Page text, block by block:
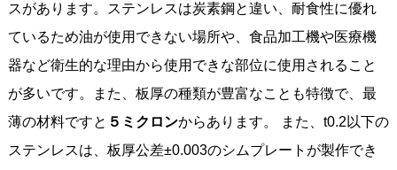
スがあります。ステンレスは炭素鋼と違い、耐食性に優れ
ているため油が使用できない場所や、食品加工機や医療機
器など衛生的な理由から使用できな部位に使用されること
が多いです。また、板厚の種類が豊富なことも特徴で、最
薄の材料ですと ５ミクロンからあります。 また、t0.2以下の
ステンレスは、板厚公差±0.003のシムプレートが製作でき